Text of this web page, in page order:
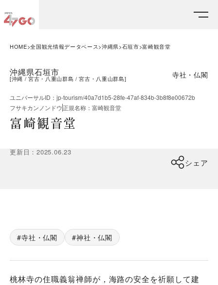
HOME 全国観光情報データベース 沖縄県 石垣市 富崎観音堂
沖縄県石垣市
[沖縄 宮古・八重山群島 宮古・八重山群島] 寺社・仏閣
ユニバーサルID ： jp-tourism/40a7d1b5-28fe-47af-834b-3b8f8e00672b
フサキカンノンドウ正規名称 ： 富崎観音堂
富崎観音堂
更新日 ：2025.06.23
シェア
寺社・仏閣 神社・仏閣
桃林寺の住職義翁禅師が，海路の安全を祈願して建